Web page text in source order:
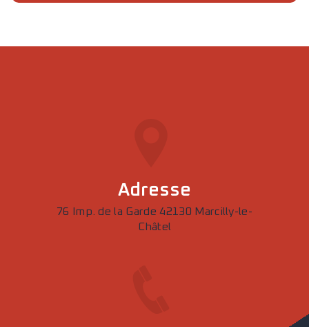
Adresse
76 Imp. de la Garde 42130 Marcilly-le-
Châtel